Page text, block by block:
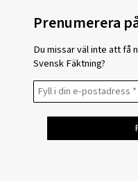
Prenumerera
Du missar väl inte att få
Svensk Fäktning?